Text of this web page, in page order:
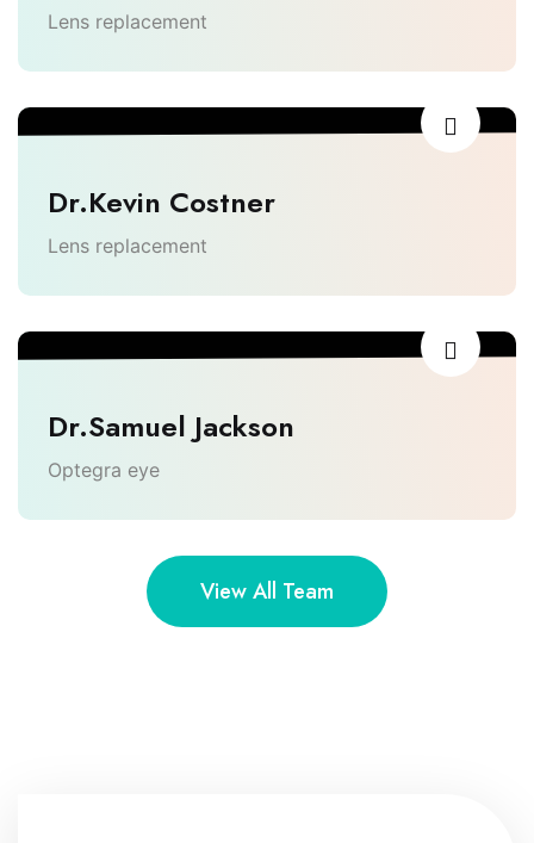
Lens replacement
Dr.Kevin Costner
Lens replacement
Dr.Samuel Jackson
Optegra eye
View All Team